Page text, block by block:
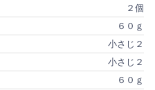
２個
６０ｇ
小さじ２
小さじ２
６０ｇ